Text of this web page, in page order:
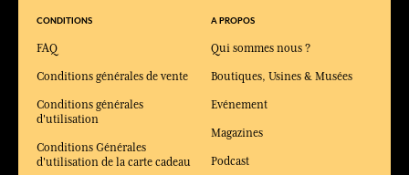
CONDITIONS
FAQ
Conditions générales de vente
Conditions générales
d'utilisation
Conditions Générales
d'utilisation de la carte cadeau
A PROPOS
Qui sommes nous ?
Boutiques, Usines & Musées
Evénement
Magazines
Podcast